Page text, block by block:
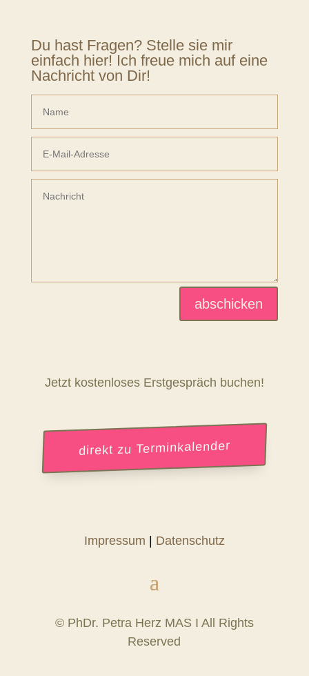
Du hast Fragen? Stelle sie mir
einfach hier! Ich freue mich auf eine
Nachricht von Dir!
abschicken
Jetzt kostenloses Erstgespräch buchen!
direkt zu Terminkalender
Impressum | Datenschutz
© PhDr. Petra Herz MAS I All Rights
Reserved